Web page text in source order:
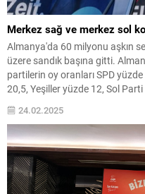
Merkez sağ ve merkez sol
Almanya'da 60 milyonu aşkın
üzere sandık başına gitti.
partilerin oy oranları SPD
20,5, Yeşiller yüzde 12, Sol Parti
24.02.2025